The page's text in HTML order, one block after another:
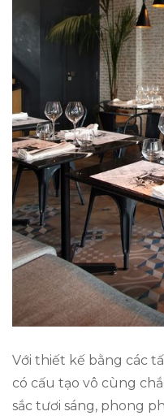
Với thiết kế bằng các
có cấu tạo vô cùng
sắc tươi sáng, phong